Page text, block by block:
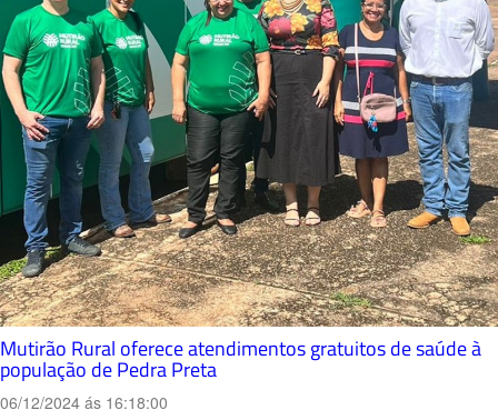
Mutirão Rural oferece atendimentos gratuitos de saúde à
população de Pedra Preta
06/12/2024 ás 16:18:00